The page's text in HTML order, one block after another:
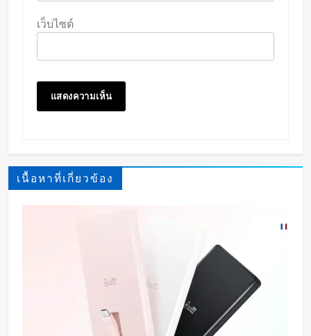
เว็บไซต์
เนื้อหาที่เกี่ยวข้อง